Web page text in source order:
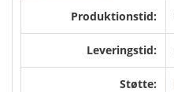
Produktionstid:
Leveringstid:
Støtte: